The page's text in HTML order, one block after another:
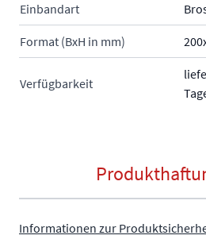
Einbandart
Format (BxH in mm)
Verfügbarkeit
Informationen zur